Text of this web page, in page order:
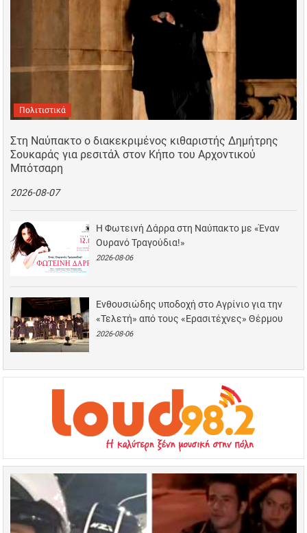
Πολιτιστικά
Στη Ναύπακτο ο διακεκριμένος κιθαριστής Δημήτρης
Σουκαράς για ρεσιτάλ στον Κήπο του Αρχοντικού
Μπότσαρη
2026-08-07
Η Φωτεινή Δάρρα στη Ναύπακτο με «Έναν
Ουρανό Τραγούδια!»
2026-08-06
Ενθουσιώδης υποδοχή στο Αγρίνιο για την
«Τελετή» από τους «Ερασιτέχνες» Θέρμου
2026-08-06